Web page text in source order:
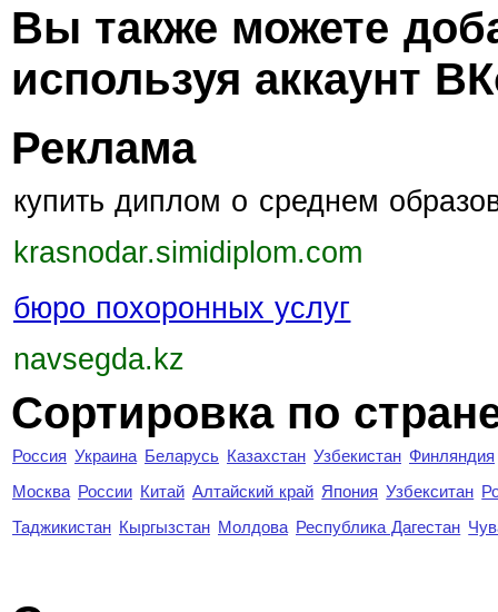
Вы также можете
используя аккаунт
Реклама
купить диплом о среднем
krasnodar.simidiplom.com
бюро похоронных услуг
navsegda.kz
Сортировка по
Россия Украина Беларусь Казахстан Узбекистан Финляндия
Москва России Китай Алтайский край Япония Узбекситан
Таджикистан Кыргызстан Молдова Республика Дагестан